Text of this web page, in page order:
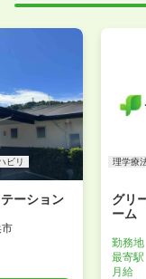
ビリ
ーション
理学療
グリ
ーム
勤務地
最寄駅
月給